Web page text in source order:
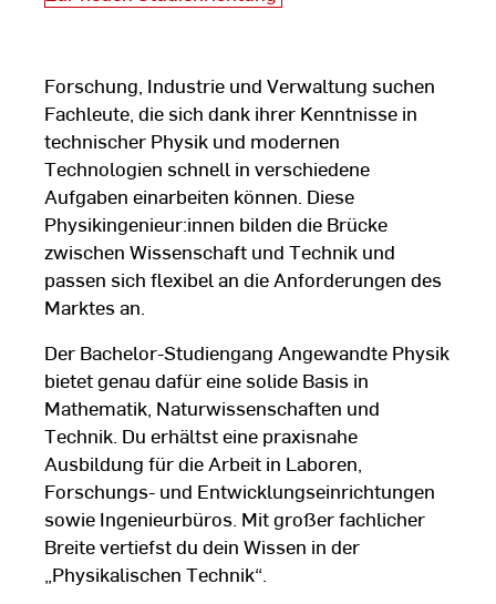
Forschung, Industrie und Verwaltung suchen
Fachleute, die sich dank ihrer Kenntnisse in
technischer Physik und modernen
Technologien schnell in verschiedene
Aufgaben einarbeiten können. Diese
Physikingenieur:innen bilden die Brücke
zwischen Wissenschaft und Technik und
passen sich flexibel an die Anforderungen des
Marktes an.
Der Bachelor-Studiengang Angewandte Physik
bietet genau dafür eine solide Basis in
Mathematik, Naturwissenschaften und
Technik. Du erhältst eine praxisnahe
Ausbildung für die Arbeit in Laboren,
Forschungs- und Entwicklungseinrichtungen
sowie Ingenieurbüros. Mit großer fachlicher
Breite vertiefst du dein Wissen in der
„Physikalischen Technik“.